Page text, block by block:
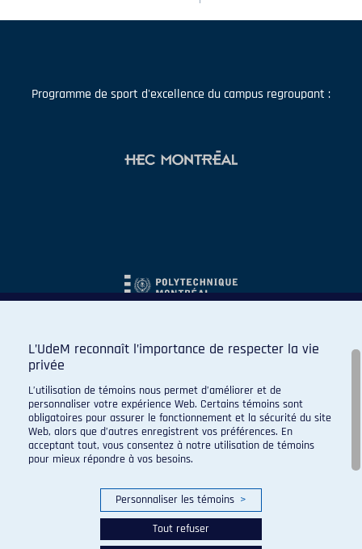
Programme de sport d'excellence du campus regroupant :
L’UdeM reconnaît l’importance de respecter la vie
privée
L’utilisation de témoins nous permet d’améliorer et de
personnaliser votre expérience Web. Certains témoins sont
obligatoires pour assurer le fonctionnement et la sécurité du site
Web, alors que d’autres enregistrent vos préférences. En
acceptant tout, vous consentez à notre utilisation de témoins
pour mieux répondre à vos besoins.
Personnaliser les témoins >
Tout refuser